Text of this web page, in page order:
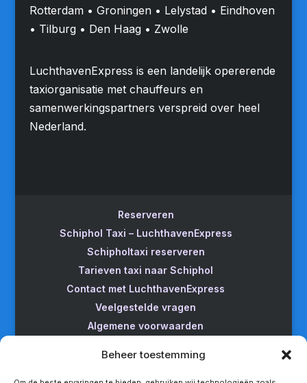
Beheer toestemming
Rotterdam • Groningen • Lelystad • Eindhoven
• Tilburg • Den Haag • Zwolle
LuchthavenExpress is een landelijk opererende
taxiorganisatie met chauffeurs en
samenwerkingspartners verspreid over heel
Nederland.
Reserveren
Schiphol Taxi – LuchthavenExpress
Schipholtaxi reserveren
Tarieven taxi naar Schiphol
Contact met LuchthavenExpress
Veelgestelde vragen
Algemene voorwaarden